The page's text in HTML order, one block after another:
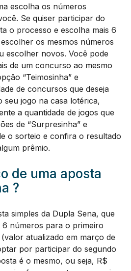
escolha os números
Se quiser participar do
o processo e escolha mais 6
os mesmos números
escolher novos. Você pode
de um concurso ao mesmo
“Teimosinha” e
de concursos que deseja
seu jogo na casa lotérica,
a quantidade de jogos que
de “Surpresinha” e
o sorteio e confira o resultado
prêmio.
de uma aposta
?
simples da Dupla Sena, que
números para o primeiro
atualizado em março de
por participar do segundo
é o mesmo, ou seja, R$